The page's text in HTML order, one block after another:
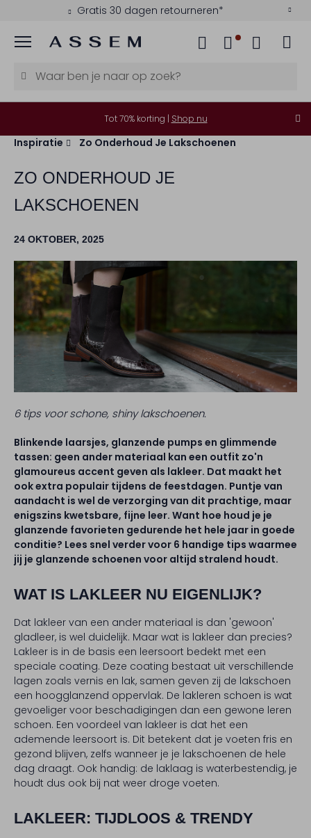
Kies zelf je bezorgmoment
Menu
Tot 70% korting | Shop nu
Inspiratie Zo Onderhoud Je Lakschoenen
ZO ONDERHOUD JE
LAKSCHOENEN
24 OKTOBER, 2025
6 tips voor schone, shiny lakschoenen.
Blinkende laarsjes, glanzende pumps en glimmende
tassen: geen ander materiaal kan een outfit zo'n
glamoureus accent geven als lakleer. Dat maakt het
ook extra populair tijdens de feestdagen. Puntje van
aandacht is wel de verzorging van dit prachtige, maar
enigszins kwetsbare, fijne leer. Want hoe houd je je
glanzende favorieten gedurende het hele jaar in goede
conditie? Lees snel verder voor 6 handige tips waarmee
jij je glanzende schoenen voor altijd stralend houdt.
WAT IS LAKLEER NU EIGENLIJK?
Dat lakleer van een ander materiaal is dan 'gewoon'
gladleer, is wel duidelijk. Maar wat is lakleer dan precies?
Lakleer is in de basis een leersoort bedekt met een
speciale coating. Deze coating bestaat uit verschillende
lagen zoals vernis en lak, samen geven zij de lakschoen
een hoogglanzend oppervlak. De lakleren schoen is wat
gevoeliger voor beschadigingen dan een gewone leren
schoen. Een voordeel van lakleer is dat het een
ademende leersoort is. Dit betekent dat je voeten fris en
gezond blijven, zelfs wanneer je je lakschoenen de hele
dag draagt. Ook handig: de laklaag is waterbestendig, je
houdt dus ook bij nat weer droge voeten.
LAKLEER: TIJDLOOS & TRENDY